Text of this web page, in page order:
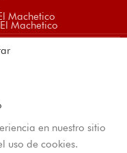
Machetico
Machetico
en nuestro sitio
uso de cookies.